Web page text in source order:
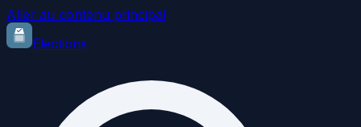
Aller au contenu principal
Elections